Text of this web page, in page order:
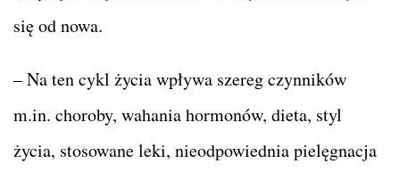
się od nowa.
– Na ten cykl życia wpływa szereg czynników
m.in. choroby, wahania hormonów, dieta, styl
życia, stosowane leki, nieodpowiednia pielęgnacja